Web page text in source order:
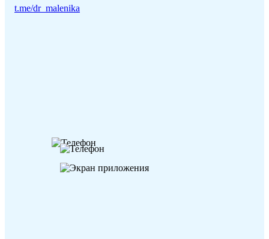
t.me/dr_malenika